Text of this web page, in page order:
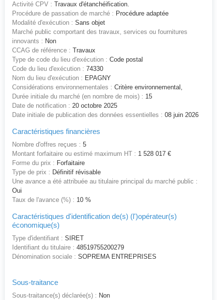
Activité CPV : Travaux d'étanchéification.
Procédure de passation de marché : Procédure adaptée
Modalité d'exécution : Sans objet
Marché public comportant des travaux, services ou fournitures
innovants : Non
CCAG de référence : Travaux
Type de code du lieu d'exécution : Code postal
Code du lieu d'exécution : 74330
Nom du lieu d'exécution : EPAGNY
Considérations environnementales : Critère environnemental,
Durée initiale du marché (en nombre de mois) : 15
Date de notification : 20 octobre 2025
Date initiale de publication des données essentielles : 08 juin 2026
Caractéristiques financières
Nombre d'offres reçues : 5
Montant forfaitaire ou estimé maximum HT : 1 528 017 €
Forme du prix : Forfaitaire
Type de prix : Définitif révisable
Une avance a été attribuée au titulaire principal du marché public :
Oui
Taux de l'avance (%) : 10 %
Caractéristiques d'identification de(s) (l')opérateur(s)
économique(s)
Type d'identifiant : SIRET
Identifiant du titulaire : 48519755200279
Dénomination sociale : SOPREMA ENTREPRISES
Sous-traitance
Sous-traitance(s) déclarée(s) : Non